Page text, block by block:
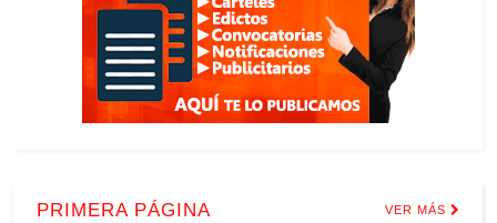
PRIMERA PÁGINA VER MÁS